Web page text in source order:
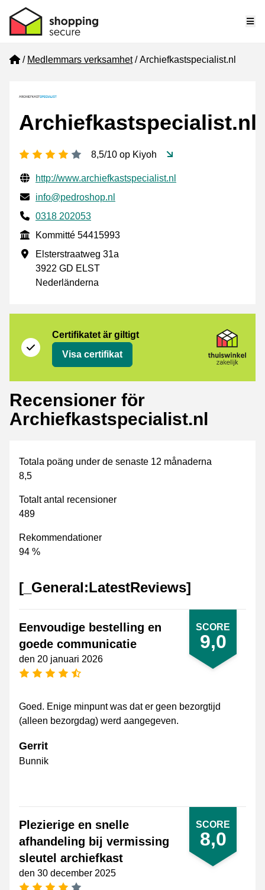
Home
Medlemmars verksamhet Archiefkastspecialist.nl
Archiefkastspecialist.nl
[_General:NumberOfStarsPluralFormat]
8,5/10 op Kiyoh
Verifierade kontaktuppgifter
Website URL
http://www.archiefkastspecialist.nl
E-post
info@pedroshop.nl
Phone number
0318 202053
Kommitté
Kommitté 54415993
Företagsadress
Elsterstraatweg 31a
3922 GD ELST
Nederländerna
Certifikatet är giltigt
Visa certifikat
Recensioner för
Archiefkastspecialist.nl
Totala poäng under de senaste 12 månaderna
8,5
Totalt antal recensioner
489
Rekommendationer
94 %
[_General:LatestReviews]
SCORE
9,0
Eenvoudige bestelling en
goede communicatie
den 20 januari 2026
[_General:NumberOfStarsPluralFormat]
Goed. Enige minpunt was dat er geen bezorgtijd
(alleen bezorgdag) werd aangegeven.
Gerrit
Bunnik
SCORE
8,0
Plezierige en snelle
afhandeling bij vermissing
sleutel archiefkast
den 30 december 2025